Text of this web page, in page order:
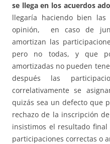
se llega en los acuerdos
llegaría haciendo bien
opinión, en caso de
amortizan las
pero no todas, y que
amortizadas no pueden
después las
correlativamente se
quizás sea un defecto que
rechazo de la inscripción
insistimos el resultado
participaciones correctas o